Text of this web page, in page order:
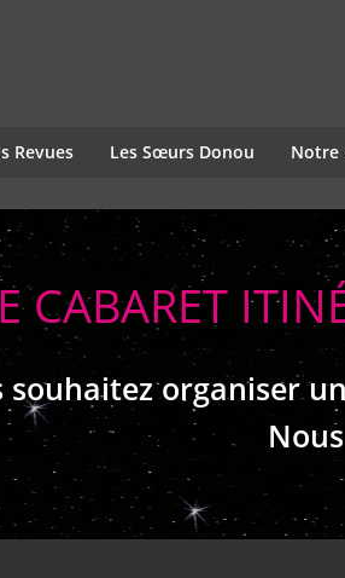
Revues Les Sœurs Donou Notre
CABARET
souhaitez organiser